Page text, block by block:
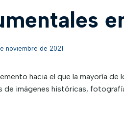
noviembre de 2021
hacia el que la mayoría
de imágenes históricas,